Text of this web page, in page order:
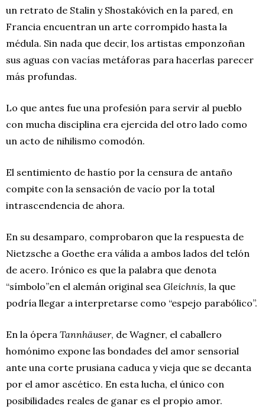
un retrato de Stalin y Shostakóvich en la pared, en
Francia encuentran un arte corrompido hasta la
médula. Sin nada que decir, los artistas emponzoñan
sus aguas con vacías metáforas para hacerlas parecer
más profundas.
Lo que antes fue una profesión para servir al pueblo
con mucha disciplina era ejercida del otro lado como
un acto de nihilismo comodón.
El sentimiento de hastío por la censura de antaño
compite con la sensación de vacío por la total
intrascendencia de ahora.
En su desamparo, comprobaron que la respuesta de
Nietzsche a Goethe era válida a ambos lados del telón
de acero. Irónico es que la palabra que denota
“símbolo”en el alemán original sea Gleichnis, la que
podría llegar a interpretarse como “espejo parabólico”.
En la ópera Tannhäuser, de Wagner, el caballero
homónimo expone las bondades del amor sensorial
ante una corte prusiana caduca y vieja que se decanta
por el amor ascético. En esta lucha, el único con
posibilidades reales de ganar es el propio amor.